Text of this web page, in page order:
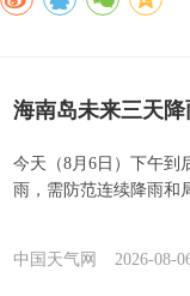
海南岛未来三天
今天（8月6日）下午到
雨，需防范连续降雨和
中国天气网 2026-08-